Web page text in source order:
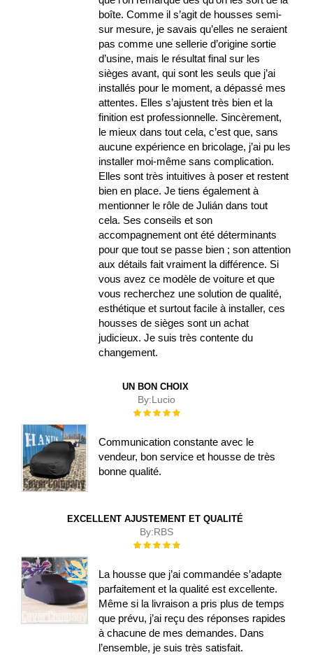
boîte. Comme il s’agit de housses semi-
sur mesure, je savais qu’elles ne seraient
pas comme une sellerie d’origine sortie
d’usine, mais le résultat final sur les
sièges avant, qui sont les seuls que j’ai
installés pour le moment, a dépassé mes
attentes. Elles s’ajustent très bien et la
finition est professionnelle. Sincèrement,
le mieux dans tout cela, c’est que, sans
aucune expérience en bricolage, j’ai pu les
installer moi-même sans complication.
Elles sont très intuitives à poser et restent
bien en place. Je tiens également à
mentionner le rôle de Julián dans tout
cela. Ses conseils et son
accompagnement ont été déterminants
pour que tout se passe bien ; son attention
aux détails fait vraiment la différence. Si
vous avez ce modèle de voiture et que
vous recherchez une solution de qualité,
esthétique et surtout facile à installer, ces
housses de sièges sont un achat
judicieux. Je suis très contente du
changement.
UN BON CHOIX
By:Lucio
Évaluation :
Communication constante avec le
vendeur, bon service et housse de très
bonne qualité.
EXCELLENT AJUSTEMENT ET QUALITÉ
By:RBS
Évaluation :
La housse que j’ai commandée s’adapte
parfaitement et la qualité est excellente.
Même si la livraison a pris plus de temps
que prévu, j’ai reçu des réponses rapides
à chacune de mes demandes. Dans
l’ensemble, je suis très satisfait.